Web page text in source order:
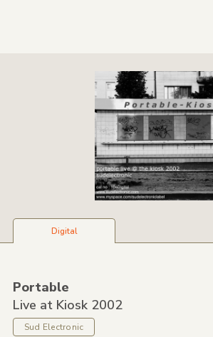
Digital
Portable
Live at Kiosk 2002
Sud Electronic